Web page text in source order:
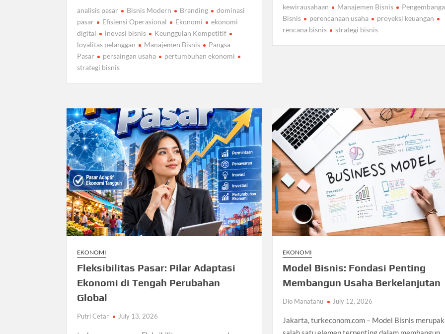
analisis pasar Bisnis Modern Branding
dominasi
pasar
Efisiensi Operasional Ekonomi
ekonomi
digital
inovasi bisnis
Keunggulan Kompetitif
loyalitas pelanggan
Manajemen Bisnis
Pangsa
Pasar
persaingan usaha
pertumbuhan ekonomi
strategi bisnis
kewirausahaan
Manajemen Bisnis
Bisnis
perencanaan usaha
proyeksi keuangan
rencana bisnis
strategi bisnis
EKONOMI
Fleksibilitas Pasar: Pilar Adaptasi
Ekonomi di Tengah Perubahan
Global
Putri Cetar July 13, 2026
EKONOMI
Model Bisnis: Fondasi Penting
Membangun Usaha Berkelanjutan
Dio Manatahu July 12, 2026
Jakarta, turkeconom.com – Model Bisnis